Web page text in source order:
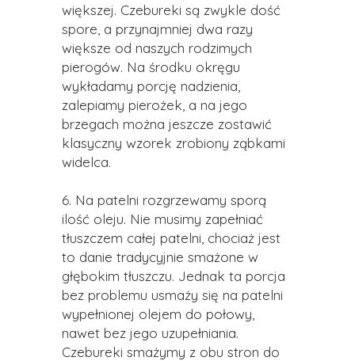
większej. Czebureki są zwykle dość
spore, a przynajmniej dwa razy
większe od naszych rodzimych
pierogów. Na środku okręgu
wykładamy porcję nadzienia,
zalepiamy pierożek, a na jego
brzegach można jeszcze zostawić
klasyczny wzorek zrobiony ząbkami
widelca.
6. Na patelni rozgrzewamy sporą
ilość oleju. Nie musimy zapełniać
tłuszczem całej patelni, chociaż jest
to danie tradycyjnie smażone w
głębokim tłuszczu. Jednak ta porcja
bez problemu usmaży się na patelni
wypełnionej olejem do połowy,
nawet bez jego uzupełniania.
Czebureki smażymy z obu stron do